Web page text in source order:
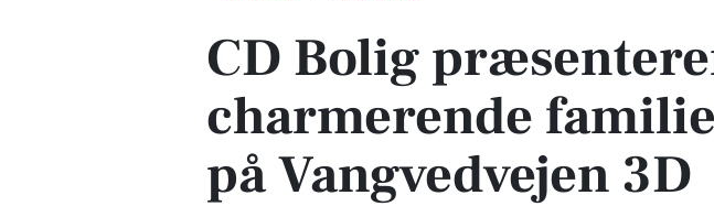
CD Bolig
charmerende
på Vangvedvejen 3D